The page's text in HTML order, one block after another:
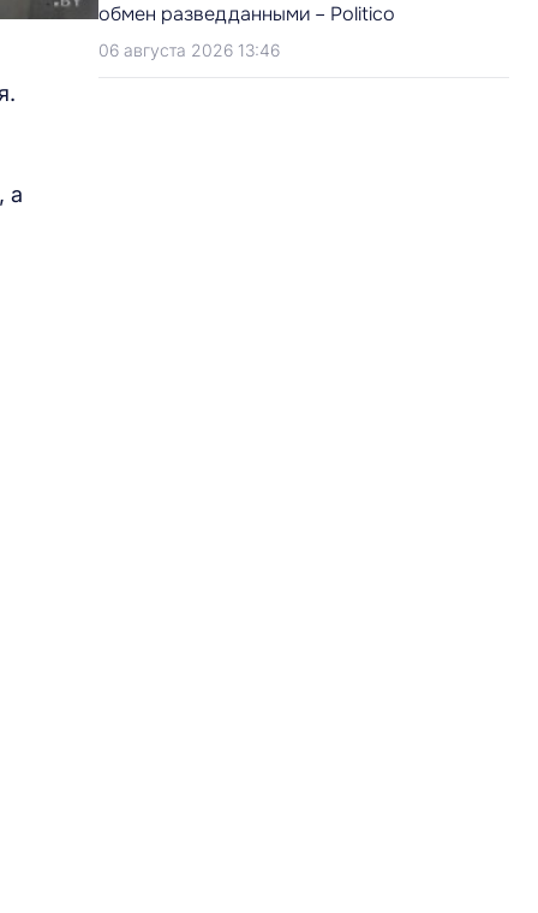
а
обмен разведданными – Politico
06 августа 2026 13:46